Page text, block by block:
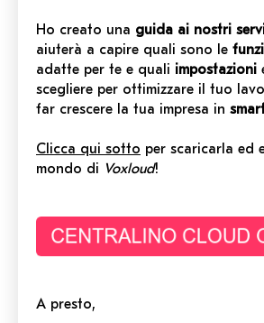
Ho creato una guida ai nostri
aiuterà a capire quali sono le
adatte per te e quali impostazioni
scegliere per ottimizzare il tuo
far crescere la tua impresa in
Clicca qui sotto per scaricarla ed
mondo di Voxloud!
A presto,